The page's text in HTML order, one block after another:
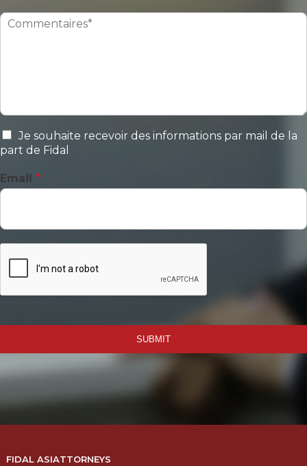
Je souhaite recevoir des informations par mail de la
part de Fidal
Email *
SUBMIT
FIDAL ASIATTORNEYS